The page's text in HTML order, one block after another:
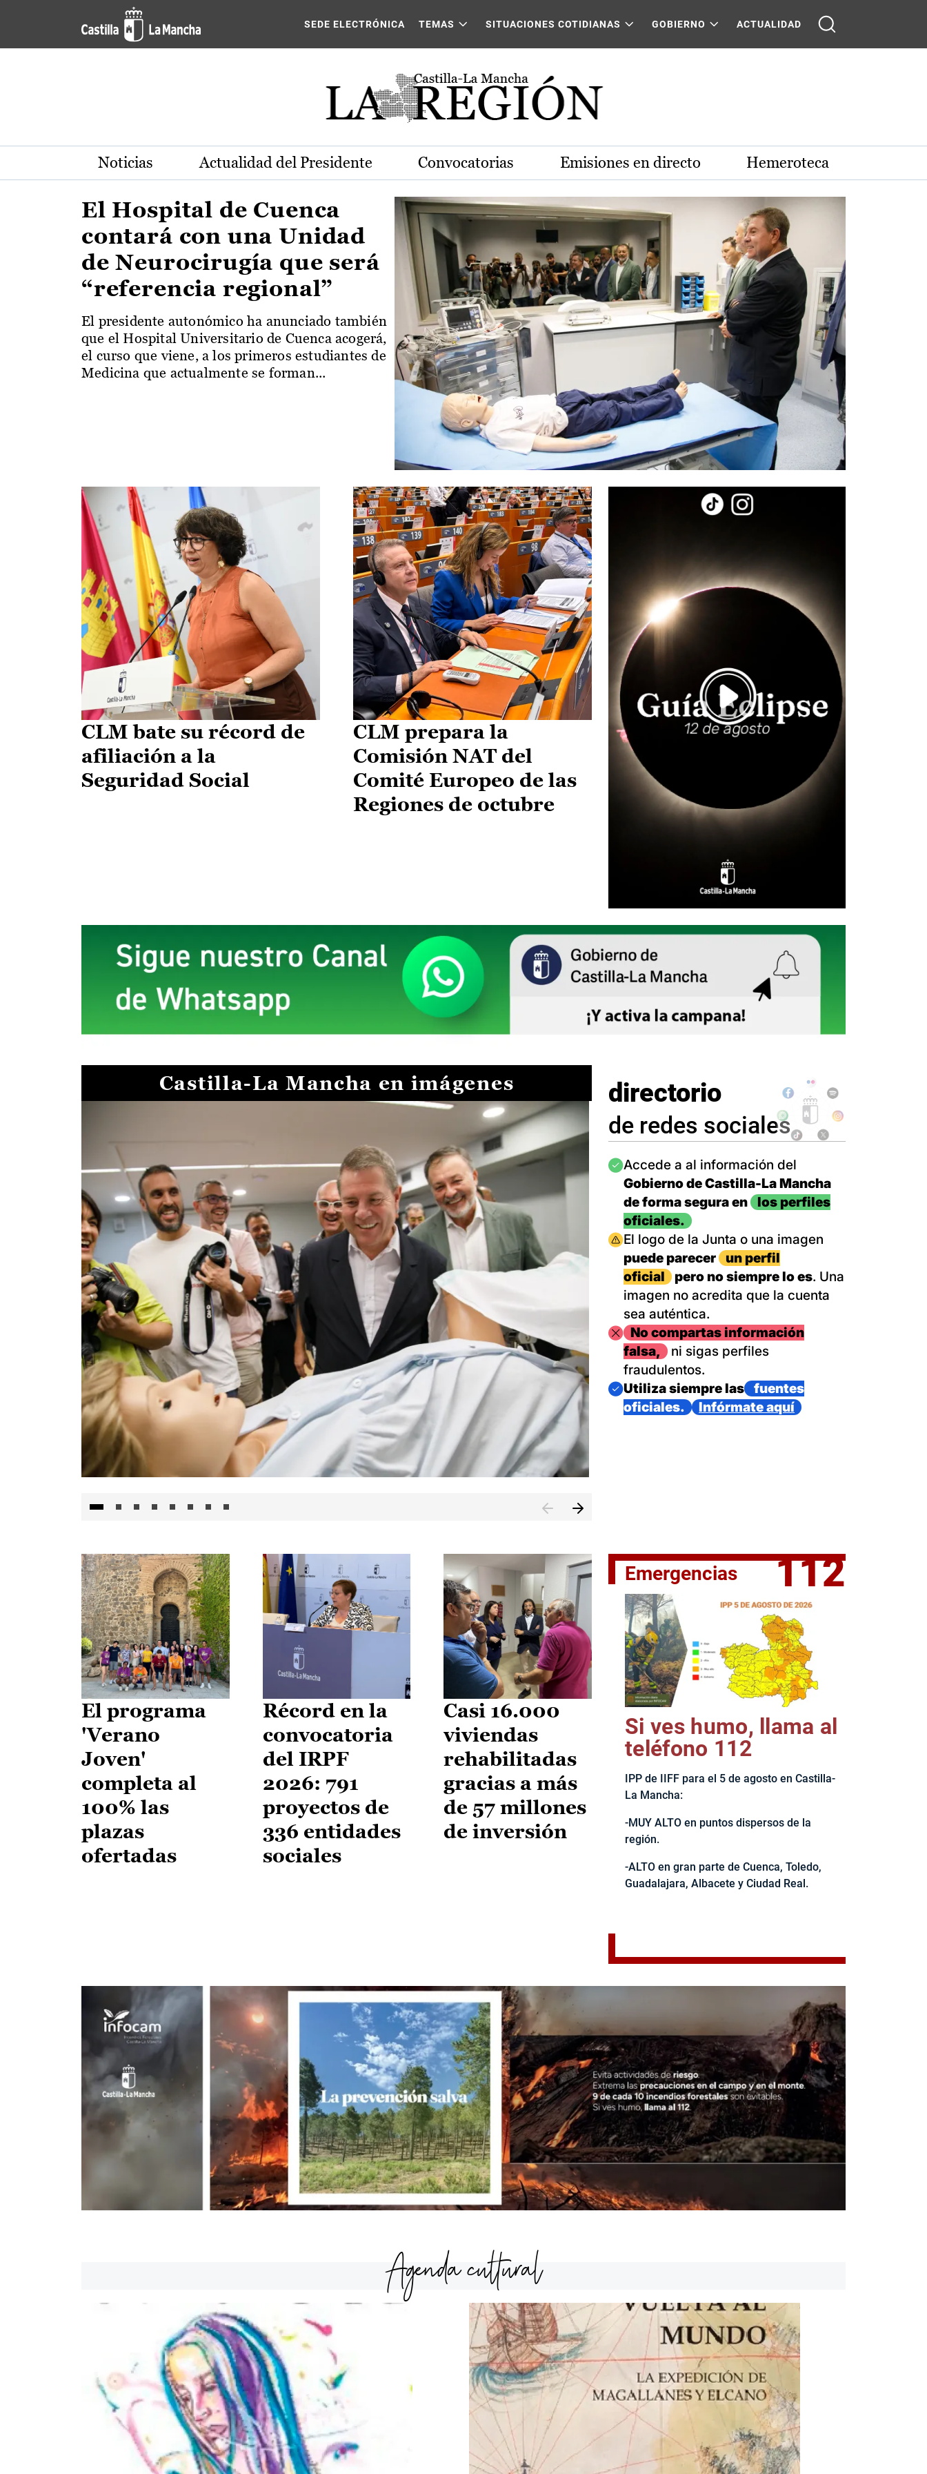
Pasar al contenido principal
Actualidad de la región de Castilla-La Mancha
SEDE ELECTRÓNICA TEMAS SITUACIONES COTIDIANAS GOBIERNO ACTUALIDAD
Noticias Actualidad del Presidente Convocatorias Emisiones en directo Hemeroteca
El Hospital de Cuenca
contará con una Unidad
de Neurocirugía que será
“referencia regional”
El presidente autonómico ha anunciado también
que el Hospital Universitario de Cuenca acogerá,
el curso que viene, a los primeros estudiantes de
Medicina que actualmente se forman...
CLM bate su récord de
afiliación a la
Seguridad Social
CLM prepara la
Comisión NAT del
Comité Europeo de las
Regiones de octubre
Castilla-La Mancha en imágenes
El jefe del Ejecutivo castellanomanchego, Emiliano García-
directorio
de redes sociales
Imagen
Accede a al información del
Gobierno de Castilla-La Mancha
de forma segura en
los perfiles
oficiales.
Imagen
El logo de la Junta o una imagen
puede parecer
un perfil
oficial
pero no siempre lo es. Una
imagen no acredita que la cuenta
sea auténtica.
ImagenNo compartas información
falsa,
ni sigas perfiles
fraudulentos.
Imagen
Utiliza siempre las
fuentes
oficiales.
Infórmate aquí
El programa
'Verano
Joven'
completa al
100% las
plazas
ofertadas
Récord en la
convocatoria
del IRPF
2026: 791
proyectos de
336 entidades
sociales
Casi 16.000
viviendas
rehabilitadas
gracias a más
de 57 millones
de inversión
Emergencias 112
Si ves humo, llama al
teléfono 112
IPP de IIFF para el 5 de agosto en Castilla-
La Mancha:
-MUY ALTO en puntos dispersos de la
región.
-ALTO en gran parte de Cuenca, Toledo,
Guadalajara, Albacete y Ciudad Real.
Agenda cultural